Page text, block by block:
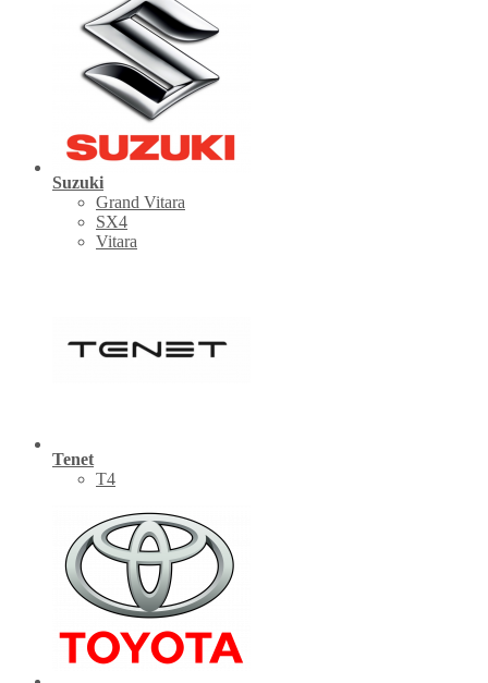
Suzuki
Grand Vitara
SX4
Vitara
Tenet
Т4